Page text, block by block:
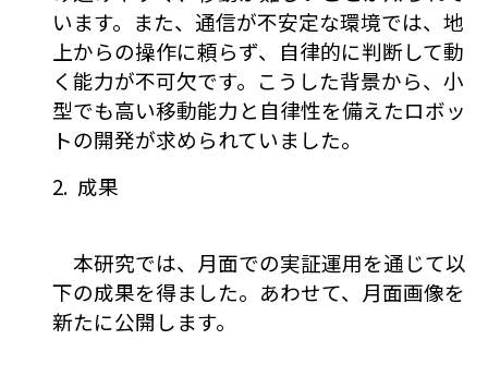
います。また、通信が不安定な環境では、地
上からの操作に頼らず、自律的に判断して動
く能力が不可欠です。こうした背景から、小
型でも高い移動能力と自律性を備えたロボッ
トの開発が求められていました。
2. 成果
本研究では、月面での実証運用を通じて以
下の成果を得ました。あわせて、月面画像を
新たに公開します。